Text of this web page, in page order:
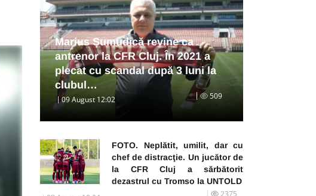
Marius Șumudică revine ca
antrenor la CFR Cluj. În 2021 a
plecat cu scandal după 3 luni la
clubul…
09 August 12:02 509
FOTO. Neplătit, umilit, dar cu
chef de distracţie. Un jucător de
la CFR Cluj a sărbătorit
dezastrul cu Tromso la UNTOLD
2375